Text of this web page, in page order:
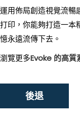
運用佈局創造視覺流暢
打印，你能夠打造一本
憶永遠流傳下去。
瀏覽更多Evoke 的高質
後退